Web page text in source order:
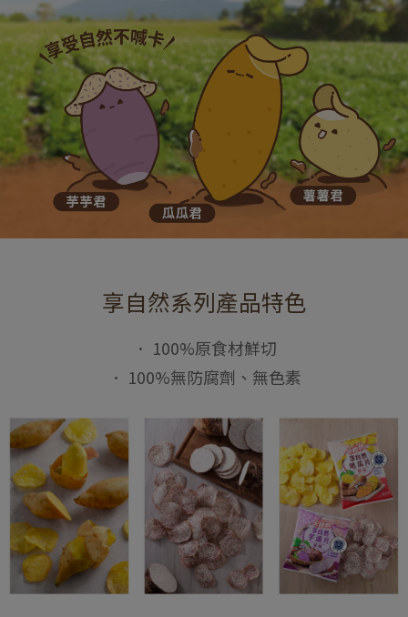
享自然系列產品特色
． 100%原食材鮮切
． 100%無防腐劑、無色素